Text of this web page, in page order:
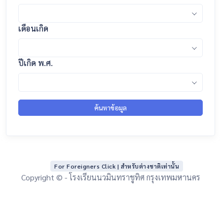
เดือนเกิด
ปีเกิด พ.ศ.
ค้นหาข้อมูล
For Foreigners Click | สำหรับต่างชาติเท่านั้น
Copyright © - โรงเรียนนวมินทราชูทิศ กรุงเทพมหานคร